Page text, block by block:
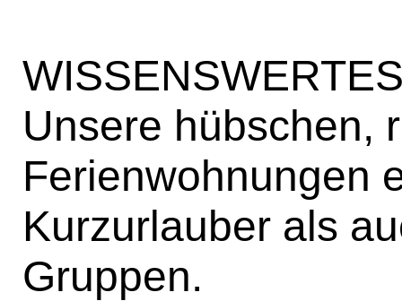
Unsere hübschen,
Ferienwohnungen
Kurzurlauber als
Gruppen.